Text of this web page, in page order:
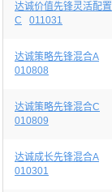
达诚价值先锋灵活配置
C
011031
达诚策略先锋混合A
010808
达诚策略先锋混合C
010809
达诚成长先锋混合A
010301